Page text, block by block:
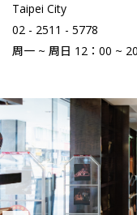
Taipei City
02 - 2511 - 5778
周一 ~ 周日 12：00 ~